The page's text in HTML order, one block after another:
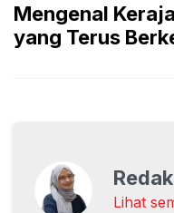
Mengenal
yang Terus
Lihat